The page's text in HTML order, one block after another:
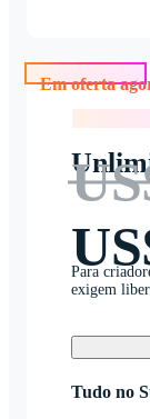
Para
exigem
Tudo no